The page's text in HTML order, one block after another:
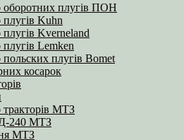
оборотних плугів ПОН
Kuhn
Kverneland
Lemken
плугів Bomet
косарок
тракторів МТЗ
240 МТЗ
МТЗ